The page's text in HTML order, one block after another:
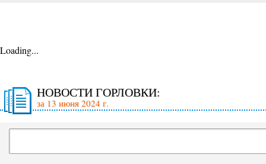
Loading...
НОВОСТИ ГОРЛОВКИ:
за 13 июня 2024 г.